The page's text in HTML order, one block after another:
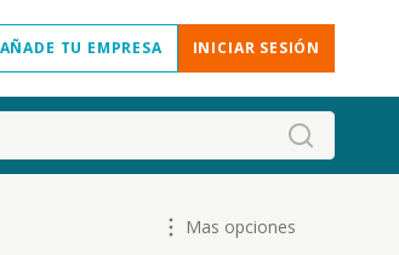
AÑADE TU EMPRESA INICIAR SESIÓN
Mas opciones